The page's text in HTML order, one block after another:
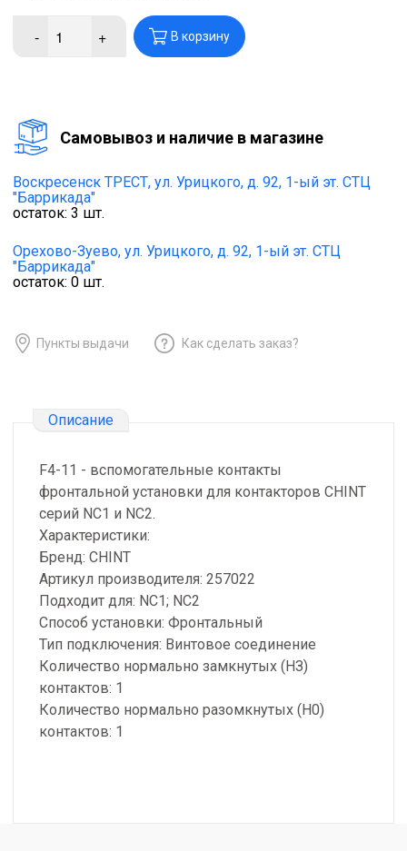
- + В корзину
Cамовывоз и наличие в магазине
Воскресенск ТРЕСТ, ул. Урицкого, д. 92, 1-ый эт. СТЦ
"Баррикада"
остаток: 3 шт.
Орехово-Зуево, ул. Урицкого, д. 92, 1-ый эт. СТЦ
"Баррикада"
остаток: 0 шт.
Пункты выдачи Как сделать заказ?
Описание
F4-11 - вспомогательные контакты
фронтальной установки для контакторов CHINT
серий NC1 и NC2.
Характеристики:
Бренд: CHINT
Артикул производителя: 257022
Подходит для: NC1; NC2
Способ установки: Фронтальный
Тип подключения: Винтовое соединение
Количество нормально замкнутых (НЗ)
контактов: 1
Количество нормально разомкнутых (Н0)
контактов: 1